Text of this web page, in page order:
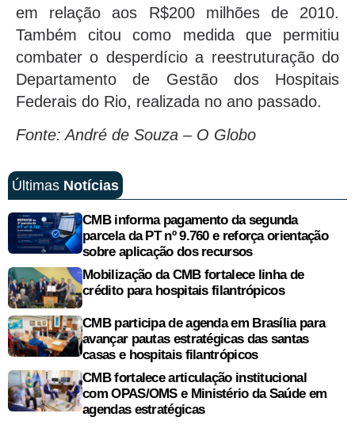
em relação aos R$200 milhões de 2010.
Também citou como medida que permitiu
combater o desperdício a reestruturação do
Departamento de Gestão dos Hospitais
Federais do Rio, realizada no ano passado.
Fonte: André de Souza – O Globo
Últimas Notícias
CMB informa pagamento da segunda
parcela da PT nº 9.760 e reforça orientação
sobre aplicação dos recursos
Mobilização da CMB fortalece linha de
crédito para hospitais filantrópicos
CMB participa de agenda em Brasília para
avançar pautas estratégicas das santas
casas e hospitais filantrópicos
CMB fortalece articulação institucional
com OPAS/OMS e Ministério da Saúde em
agendas estratégicas